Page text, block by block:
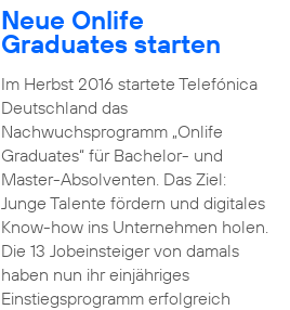
Neue Onlife
Graduates starten
Im Herbst 2016 startete Telefónica
Deutschland das
Nachwuchsprogramm „Onlife
Graduates“ für Bachelor- und
Master-Absolventen. Das Ziel:
Junge Talente fördern und digitales
Know-how ins Unternehmen holen.
Die 13 Jobeinsteiger von damals
haben nun ihr einjähriges
Einstiegsprogramm erfolgreich